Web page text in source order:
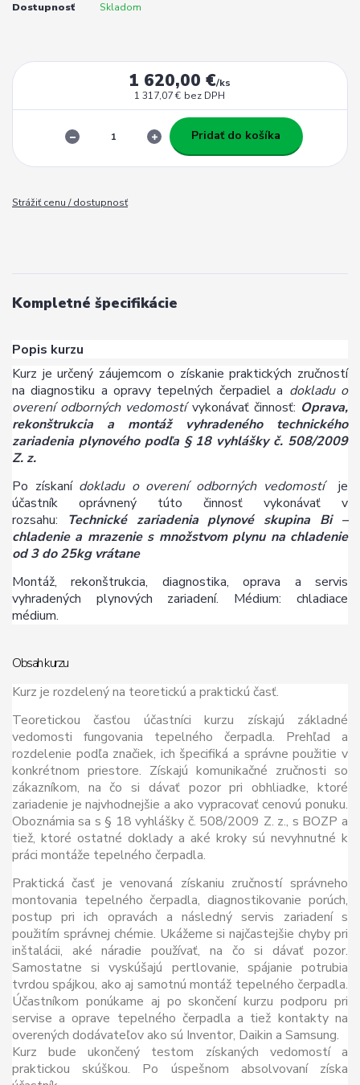
Dostupnosť Skladom
1 620,00 €/ks
1 317,07 € bez DPH
Pridať do košíka
Strážiť cenu / dostupnosť
Kompletné špecifikácie
Popis kurzu
Kurz je určený záujemcom o získanie praktických zručností
na diagnostiku a opravy tepelných čerpadiel a dokladu o
overení odborných vedomostívykonávať činnosť: Oprava,
rekonštrukcia a montáž vyhradeného technického
zariadenia plynového podľa § 18 vyhlášky č. 508/2009
Z. z.
Po získaní dokladu o overení odborných vedomostíje
účastník oprávnený túto činnosť vykonávať v
rozsahu: Technické zariadenia plynové skupina Bi –
chladenie a mrazenie s množstvom plynu na chladenie
od 3 do 25kg vrátane
Montáž, rekonštrukcia, diagnostika, oprava a servis
vyhradených plynových zariadení. Médium: chladiace
médium.
Obsah kurzu
Kurz je rozdelený na teoretickú a praktickú časť.
Teoretickou časťou účastníci kurzu získajú základné
vedomosti fungovania tepelného čerpadla. Prehľad a
rozdelenie podľa značiek, ich špecifiká a správne použitie v
konkrétnom priestore. Získajú komunikačné zručnosti so
zákazníkom, na čo si dávať pozor pri obhliadke, ktoré
zariadenie je najvhodnejšie a ako vypracovať cenovú ponuku.
Oboznámia sa s § 18 vyhlášky č. 508/2009 Z. z., s BOZP a
tiež, ktoré ostatné doklady a aké kroky sú nevyhnutné k
práci montáže tepelného čerpadla.
Praktická časť je venovaná získaniu zručností správneho
montovania tepelného čerpadla, diagnostikovanie porúch,
postup pri ich opravách a následný servis zariadení s
použitím správnej chémie. Ukážeme si najčastejšie chyby pri
inštalácii, aké náradie používať, na čo si dávať pozor.
Samostatne si vyskúšajú pertlovanie, spájanie potrubia
tvrdou spájkou, ako aj samotnú montáž tepelného čerpadla.
Účastníkom ponúkame aj po skončení kurzu podporu pri
servise a oprave tepelného čerpadla a tiež kontakty na
overených dodávateľov ako sú Inventor, Daikin a Samsung.
Kurz bude ukončený testom získaných vedomostí a
praktickou skúškou. Po úspešnom absolvovaní získa